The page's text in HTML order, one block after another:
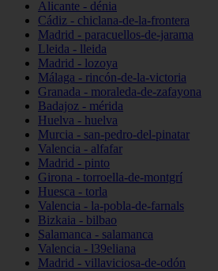
Alicante - dénia
Cádiz - chiclana-de-la-frontera
Madrid - paracuellos-de-jarama
Lleida - lleida
Madrid - lozoya
Málaga - rincón-de-la-victoria
Granada - moraleda-de-zafayona
Badajoz - mérida
Huelva - huelva
Murcia - san-pedro-del-pinatar
Valencia - alfafar
Madrid - pinto
Girona - torroella-de-montgrí
Huesca - torla
Valencia - la-pobla-de-farnals
Bizkaia - bilbao
Salamanca - salamanca
Valencia - l39eliana
Madrid - villaviciosa-de-odón